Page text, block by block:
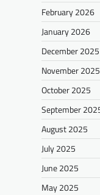
February 2026
January 2026
December 2025
November 2025
October 2025
September
August 2025
July 2025
June 2025
May 2025